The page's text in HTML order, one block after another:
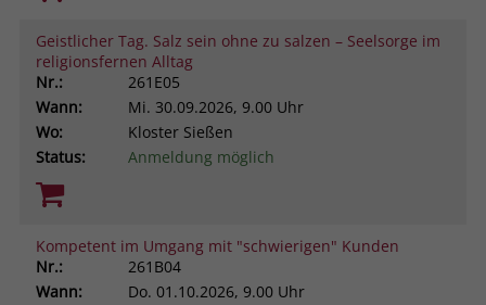
Geistlicher Tag. Salz sein ohne zu salzen – Seelsorge im
religionsfernen Alltag
Nr.:
261E05
Wann:
Mi. 30.09.2026, 9.00 Uhr
Wo:
Kloster Sießen
Status:
Anmeldung möglich
Kompetent im Umgang mit "schwierigen" Kunden
Nr.:
261B04
Wann:
Do. 01.10.2026, 9.00 Uhr